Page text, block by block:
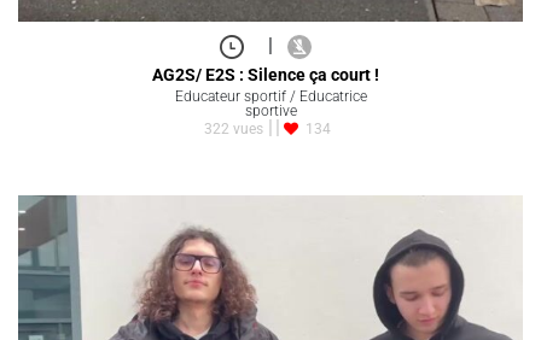
|
AG2S/ E2S : Silence ça court !
Educateur sportif / Educatrice
sportive
322 vues
134